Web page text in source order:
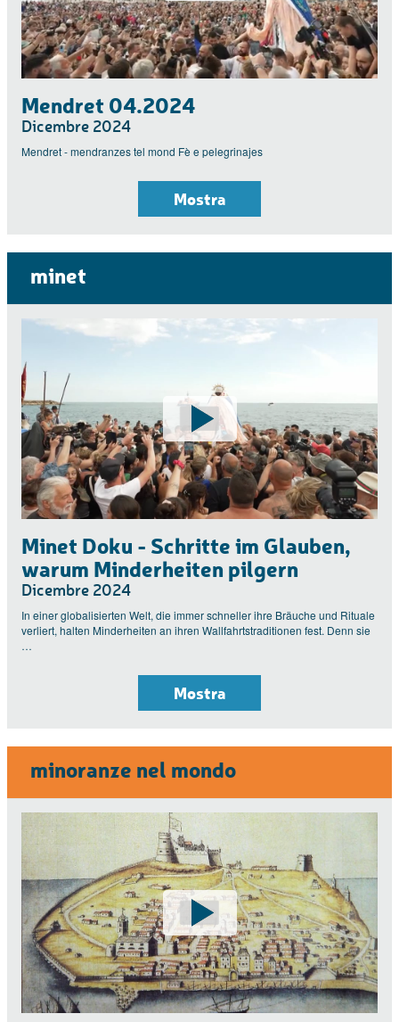
Mendret 04.2024
Dicembre 2024
Mendret - mendranzes tel mond Fè e pelegrinajes
Mostra
minet
Minet Doku - Schritte im Glauben,
warum Minderheiten pilgern
Dicembre 2024
In einer globalisierten Welt, die immer schneller ihre Bräuche und Rituale
verliert, halten Minderheiten an ihren Wallfahrtstraditionen fest. Denn sie
…
Mostra
minoranze nel mondo